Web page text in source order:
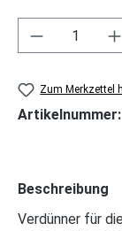
Zum Merkzettel
Artikelnummer:
Beschreibung
Verdünner für